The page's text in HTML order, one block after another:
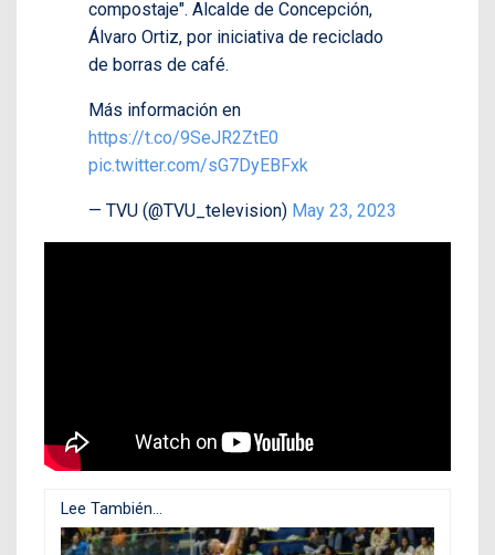
compostaje". Alcalde de Concepción,
Álvaro Ortiz, por iniciativa de reciclado
de borras de café.
Más información en
https://t.co/9SeJR2ZtE0
pic.twitter.com/sG7DyEBFxk
— TVU (@TVU_television) May 23, 2023
Lee También...